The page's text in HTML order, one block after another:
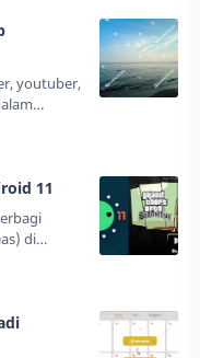
youtuber,
saya
11
di
world
Game